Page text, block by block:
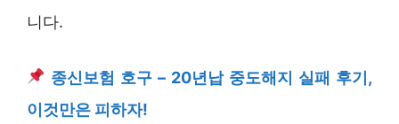
니다.
종신보험 호구 – 20년납 중도해지 실패 후기,
이것만은 피하자!